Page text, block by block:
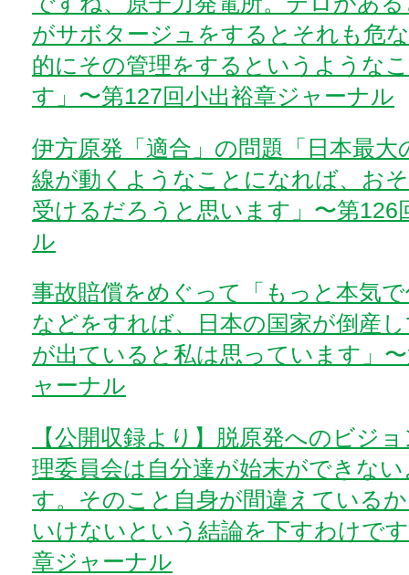
がサボタージュをするとそれも危
的にその管理をするというような
す」〜第127回小出裕章ジャーナル
伊方原発「適合」の問題「日本最大
線が動くようなことになれば、お
受けるだろうと思います」〜第126
ル
事故賠償をめぐって「もっと本気
などをすれば、日本の国家が倒産
が出ていると私は思っています」
ャーナル
【公開収録より】脱原発へのビジ
理委員会は自分達が始末ができな
す。そのこと自身が間違えている
いけないという結論を下すわけで
章ジャーナル